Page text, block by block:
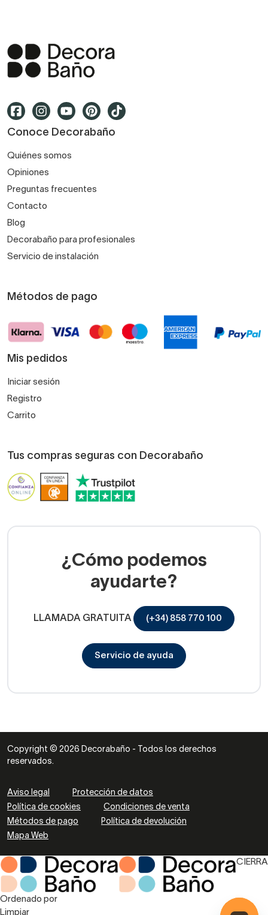
Conoce Decorabaño
Quiénes somos
Opiniones
Preguntas frecuentes
Contacto
Blog
Decorabaño para profesionales
Servicio de instalación
Métodos de pago
Mis pedidos
Iniciar sesión
Registro
Carrito
Tus compras seguras con Decorabaño
¿Cómo podemos
ayudarte?
LLAMADA GRATUITA (+34) 858 770 100
Servicio de ayuda
Copyright © 2026 Decorabaño - Todos los derechos
reservados.
Aviso legal
Protección de datos
Política de cookies
Condiciones de venta
Métodos de pago
Política de devolución
Mapa Web
CIERRA
Ordenado por
Limpiar